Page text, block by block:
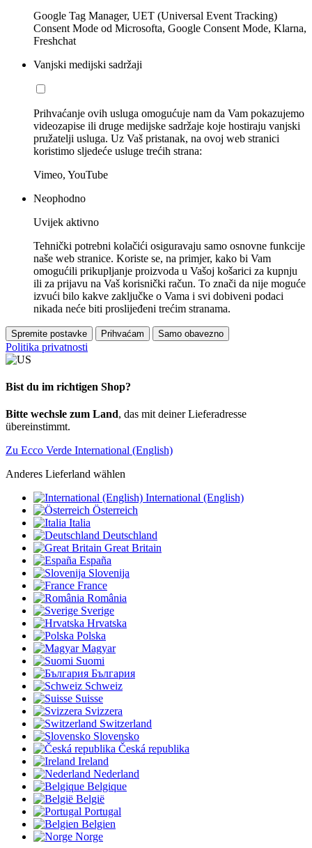
Google Tag Manager, UET (Universal Event Tracking)
Consent Mode od Microsofta, Google Consent Mode, Klarna,
Freshchat
Vanjski medijski sadržaji
Prihvaćanje ovih usluga omogućuje nam da Vam pokazujemo
videozapise ili druge medijske sadržaje koje hostiraju vanjski
pružatelji usluga. Uz Vaš pristanak, na ovoj web stranici
koristimo sljedeće usluge trećih strana:
Vimeo, YouTube
Neophodno
Uvijek aktivno
Tehnički potrebni kolačići osiguravaju samo osnovne funkcije
naše web stranice. Koriste se, na primjer, kako bi Vam
omogućili prikupljanje proizvoda u Vašoj košarici za kupnju
ili za prijavu na Vaš korisnički račun. To znači da nije moguće
izvući bilo kakve zaključke o Vama i svi dobiveni podaci
nikada neće biti proslijeđeni trećim stranama.
Spremite postavke Prihvaćam Samo obavezno
Politika privatnosti
Bist du im richtigen Shop?
Bitte wechsle zum Land, das mit deiner Lieferadresse
übereinstimmt.
Zu Ecco Verde International (English)
Anderes Lieferland wählen
International (English)
Österreich
Italia
Deutschland
Great Britain
España
Slovenija
France
România
Sverige
Hrvatska
Polska
Magyar
Suomi
България
Schweiz
Suisse
Svizzera
Switzerland
Slovensko
Česká republika
Ireland
Nederland
Belgique
België
Portugal
Belgien
Norge